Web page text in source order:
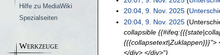
e
i
t
u
n
b
e
i
t
u
r
b
e
i
t
a
r
b
e
i
a
r
b
e
a
r
b
e
r
n
e
e
a
i
n
B
e
i
n
e
B
K
e
i
n
e
20:04, 9. Nov. 2025
K
e
i
n
20:04, 9. Nov. 2025
collapsible
{{{collapsetext|Zuklappen}}}">
</div> </div>“
Hilfe zu MediaWiki
Spezialseiten
Werkzeuge